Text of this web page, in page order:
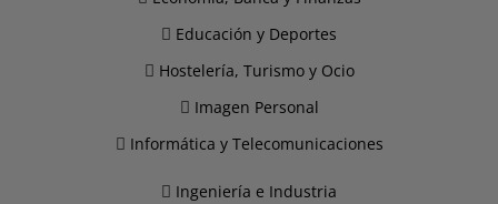
Educación y Deportes
Hostelería, Turismo y Ocio
Imagen Personal
Informática y Telecomunicaciones
Ingeniería e Industria